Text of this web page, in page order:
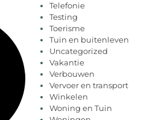
Telefonie
Testing
Toerisme
Tuin en buitenleven
Uncategorized
Vakantie
Verbouwen
Vervoer en transport
Winkelen
Woning en Tuin